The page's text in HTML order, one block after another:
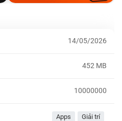
14/05/2026
452 MB
10000000
Apps Giải trí